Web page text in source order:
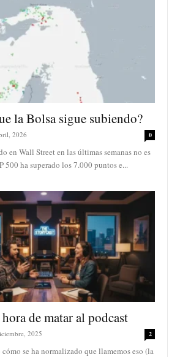
la Bolsa sigue subiendo?
2026 0
en Wall Street en las últimas semanas no es
500 ha superado los 7.000 puntos e...
de matar al podcast
2025 2
se ha normalizado que llamemos eso (la